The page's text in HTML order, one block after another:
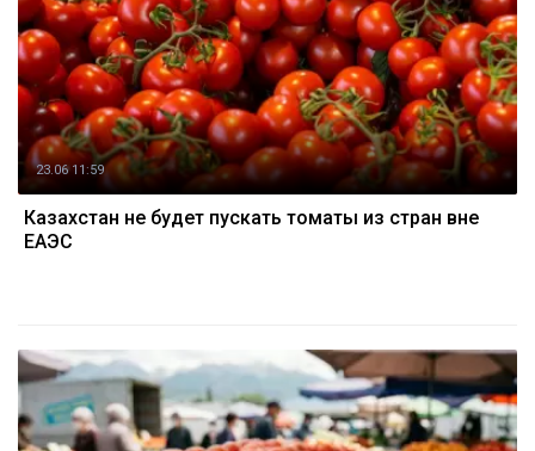
23.06 11:59
Казахстан не будет пускать томаты из стран вне
ЕАЭС